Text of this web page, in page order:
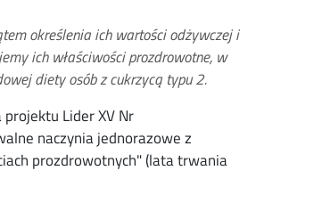
określenia ich wartości odżywczej i
ich właściwości prozdrowotne, w
diety osób z cukrzycą typu 2.
Lider XV Nr
naczynia jednorazowe z
prozdrowotnych" (lata trwania